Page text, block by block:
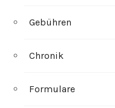
Gebühren
Chronik
Formulare